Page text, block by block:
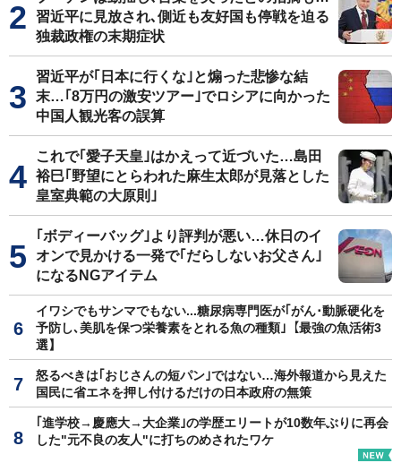
習近平に見放され､側近も友好国も停戦を迫る
独裁政権の末期症状
習近平が｢日本に行くな｣と煽った悲惨な結
末…｢8万円の激安ツアー｣でロシアに向かった
中国人観光客の誤算
これで｢愛子天皇｣はかえって近づいた…島田
裕巳｢野望にとらわれた麻生太郎が見落とした
皇室典範の大原則｣
｢ボディーバッグ｣より評判が悪い…休日のイ
オンで見かける一発で｢だらしないお父さん｣
になるNGアイテム
イワシでもサンマでもない...糖尿病専門医が｢がん･動脈硬化を
予防し､美肌を保つ栄養素をとれる魚の種類｣【最強の魚活術3
選】
怒るべきは｢おじさんの短パン｣ではない…海外報道から見えた
国民に省エネを押し付けるだけの日本政府の無策
｢進学校→慶應大→大企業｣の学歴エリートが10数年ぶりに再会
した"元不良の友人"に打ちのめされたワケ